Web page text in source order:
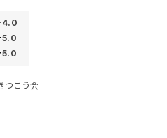
4.0
5.0
5.0
つこう会